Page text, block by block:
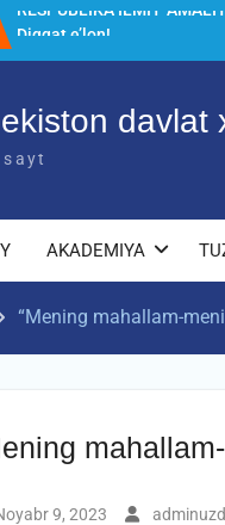
AKADEMIYA
“Mening mahallam-
9, 2023